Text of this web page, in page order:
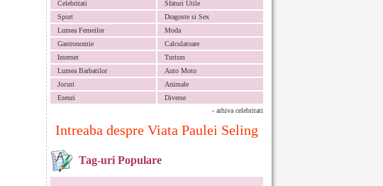
Celebritati
Sfaturi Utile
Sport
Dragoste si Sex
Lumea Femeilor
Moda
Gastronomie
Calculatoare
Internet
Turism
Lumea Barbatilor
Auto Moto
Jocuri
Animale
Eseuri
Diverse
- arhiva celebritati
Intreaba despre Viata Paulei Seling
Tag-uri Populare